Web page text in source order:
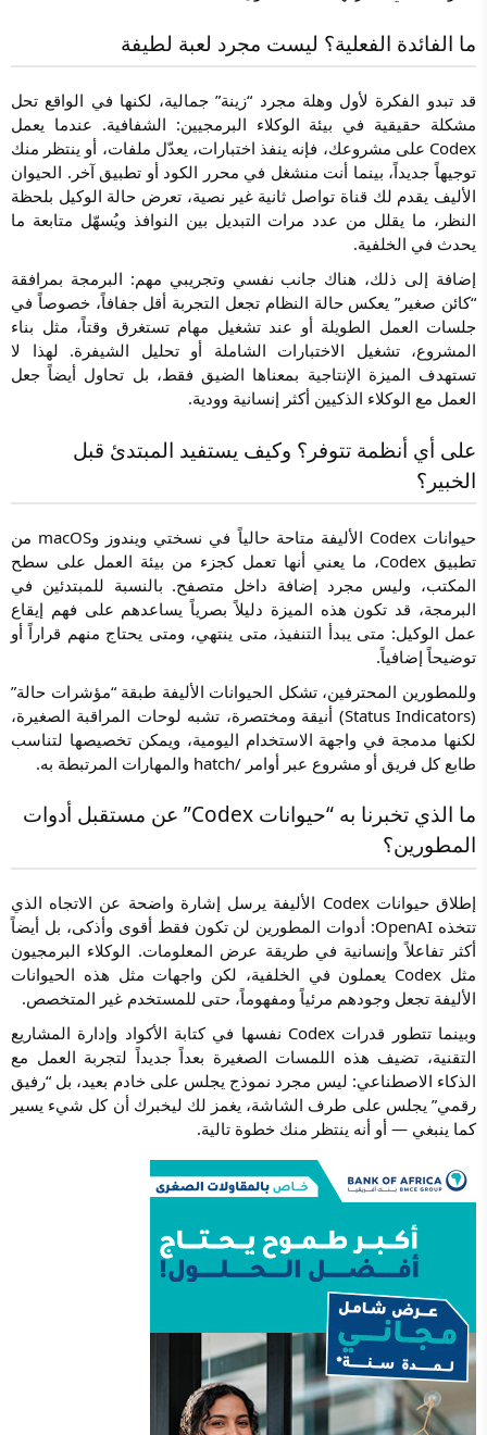
ما الفائدة الفعلية؟ ليست مجرد لعبة لطيفة
قد تبدو الفكرة لأول وهلة مجرد “زينة” جمالية، لكنها في الواقع تحل
مشكلة حقيقية في بيئة الوكلاء البرمجيين: الشفافية. عندما يعمل
Codex على مشروعك، فإنه ينفذ اختبارات، يعدّل ملفات، أو ينتظر منك
توجيهاً جديداً، بينما أنت منشغل في محرر الكود أو تطبيق آخر. الحيوان
الأليف يقدم لك قناة تواصل ثانية غير نصية، تعرض حالة الوكيل بلحظة
النظر، ما يقلل من عدد مرات التبديل بين النوافذ ويُسهّل متابعة ما
يحدث في الخلفية.
إضافة إلى ذلك، هناك جانب نفسي وتجريبي مهم: البرمجة بمرافقة
“كائن صغير” يعكس حالة النظام تجعل التجربة أقل جفافاً، خصوصاً في
جلسات العمل الطويلة أو عند تشغيل مهام تستغرق وقتاً، مثل بناء
المشروع، تشغيل الاختبارات الشاملة أو تحليل الشيفرة. لهذا لا
تستهدف الميزة الإنتاجية بمعناها الضيق فقط، بل تحاول أيضاً جعل
العمل مع الوكلاء الذكيين أكثر إنسانية وودية.
على أي أنظمة تتوفر؟ وكيف يستفيد المبتدئ قبل
الخبير؟
حيوانات Codex الأليفة متاحة حالياً في نسختي ويندوز وmacOS من
تطبيق Codex، ما يعني أنها تعمل كجزء من بيئة العمل على سطح
المكتب، وليس مجرد إضافة داخل متصفح. بالنسبة للمبتدئين في
البرمجة، قد تكون هذه الميزة دليلاً بصرياً يساعدهم على فهم إيقاع
عمل الوكيل: متى يبدأ التنفيذ، متى ينتهي، ومتى يحتاج منهم قراراً أو
توضيحاً إضافياً.
وللمطورين المحترفين، تشكل الحيوانات الأليفة طبقة “مؤشرات حالة”
(Status Indicators) أنيقة ومختصرة، تشبه لوحات المراقبة الصغيرة،
لكنها مدمجة في واجهة الاستخدام اليومية، ويمكن تخصيصها لتناسب
طابع كل فريق أو مشروع عبر أوامر /hatch والمهارات المرتبطة به.
ما الذي تخبرنا به “حيوانات Codex” عن مستقبل أدوات
المطورين؟
إطلاق حيوانات Codex الأليفة يرسل إشارة واضحة عن الاتجاه الذي
تتخذه OpenAI: أدوات المطورين لن تكون فقط أقوى وأذكى، بل أيضاً
أكثر تفاعلاً وإنسانية في طريقة عرض المعلومات. الوكلاء البرمجيون
مثل Codex يعملون في الخلفية، لكن واجهات مثل هذه الحيوانات
الأليفة تجعل وجودهم مرئياً ومفهوماً، حتى للمستخدم غير المتخصص.
وبينما تتطور قدرات Codex نفسها في كتابة الأكواد وإدارة المشاريع
التقنية، تضيف هذه اللمسات الصغيرة بعداً جديداً لتجربة العمل مع
الذكاء الاصطناعي: ليس مجرد نموذج يجلس على خادم بعيد، بل “رفيق
رقمي” يجلس على طرف الشاشة، يغمز لك ليخبرك أن كل شيء يسير
كما ينبغي — أو أنه ينتظر منك خطوة تالية.